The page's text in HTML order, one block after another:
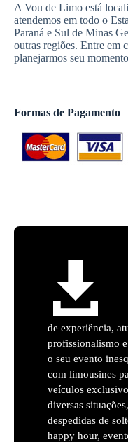
A Vou de Limo está
atendemos em todo o
Paraná e Sul de Minas
outras regiões. Entre em
planejarmos seu
Formas de Pagamento
de experiência,
profissionalismo
o seu evento
com limousines
veículos
diversas
despedidas de
happy hour,